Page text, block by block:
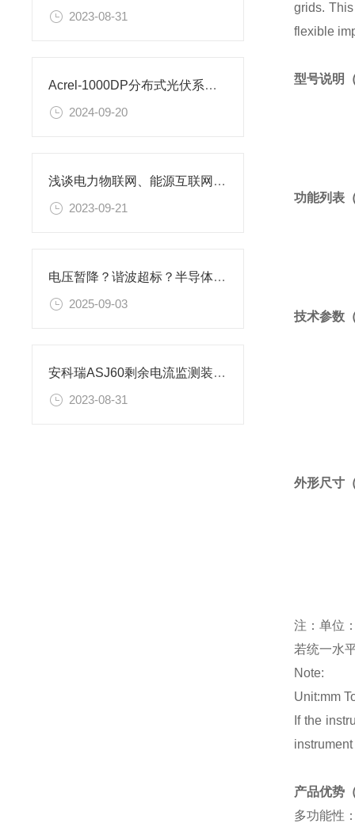
2023-08-31
Acrel-1000DP分布式光伏系统 在某重工企业18MW分布式光伏中应用
2024-09-20
浅谈电力物联网、能源互联网与虚拟电厂
2023-09-21
电压暂降？谐波超标？半导体行业电能质量监测与治理解决方案
2025-09-03
安科瑞ASJ60剩余电流监测装置在路灯线路中的应用
2023-08-31
grids.
flexible
型号说明
功能列表
技术参数
外形尺寸
注：单位
若统一水
Note:
Unit:mm
If the
产品优势
多功能性